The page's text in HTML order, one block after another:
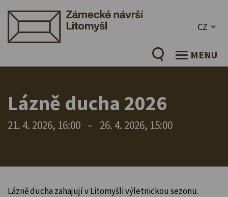
CZ
MENU
Lázně ducha 2026
21. 4. 2026, 16:00 – 26. 4. 2026, 15:00
Lázně ducha zahajují v Litomyšli výletnickou sezonu.